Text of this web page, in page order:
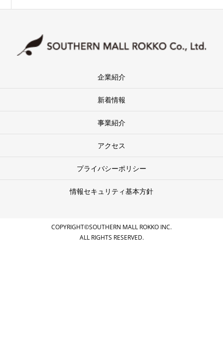
企業紹介
新着情報
事業紹介
アクセス
プライバシーポリシー
情報セキュリティ基本方針
COPYRIGHT©SOUTHERN MALL ROKKO INC.
ALL RIGHTS RESERVED.